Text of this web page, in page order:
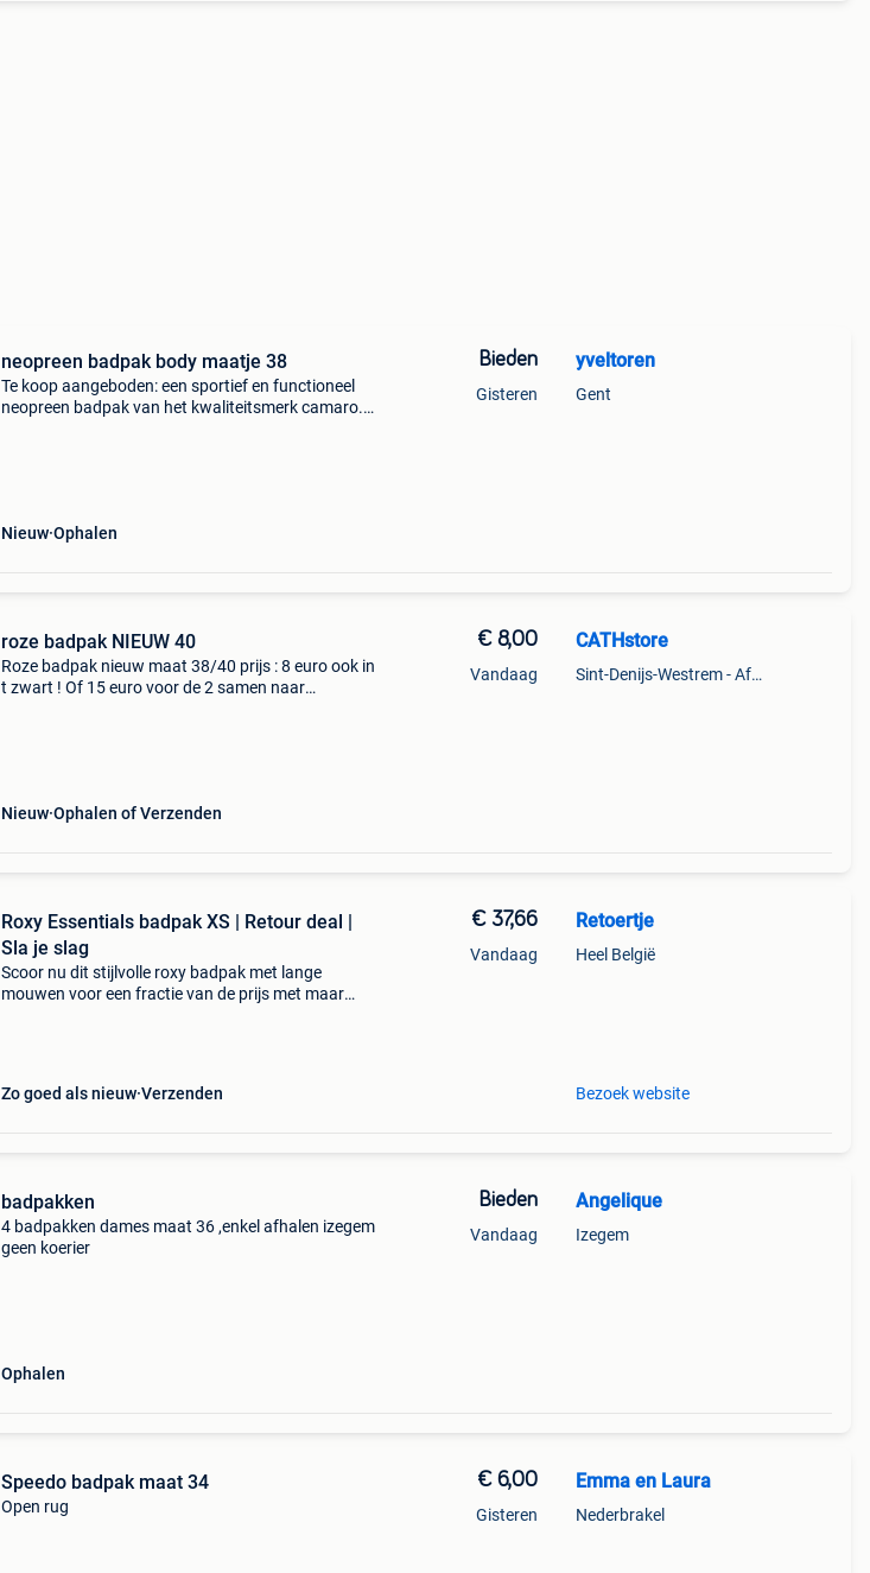
neopreen badpak body maatje 38
Te koop aangeboden: een sportief en functioneel
neopreen badpak van het kwaliteitsmerk camaro.
Nieuw Ophalen
Bieden
Gisteren
yveltoren
Gent
roze badpak NIEUW 40
Roze badpak nieuw maat 38/40 prijs : 8 euro ook in
t zwart ! Of 15 euro voor de 2 samen naar
Nieuw Ophalen of Verzenden
€ 8,00
Vandaag
CATHstore
Sint-Denijs-Westrem - Afsnee
Roxy Essentials badpak XS | Retour deal |
Sla je slag
Scoor nu dit stijlvolle roxy badpak met lange
mouwen voor een fractie van de prijs met maar
Zo goed als nieuw Verzenden
€ 37,66
Vandaag
Retoertje
Heel België
Bezoek website
badpakken
4 badpakken dames maat 36 ,enkel afhalen izegem
geen koerier
Ophalen
Bieden
Vandaag
Angelique
Izegem
Speedo badpak maat 34
Open rug
€ 6,00
Gisteren
Emma en Laura
Nederbrakel